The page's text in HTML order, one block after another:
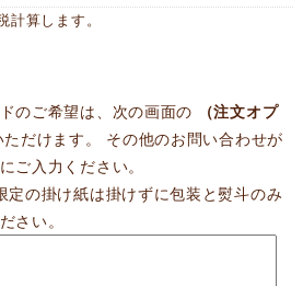
算します。
のご希望は、次の画面の
（注文オプ
だけます。 その他のお問い合わせが
ご入力ください。
定の掛け紙は掛けずに包装と熨斗のみ
さい。